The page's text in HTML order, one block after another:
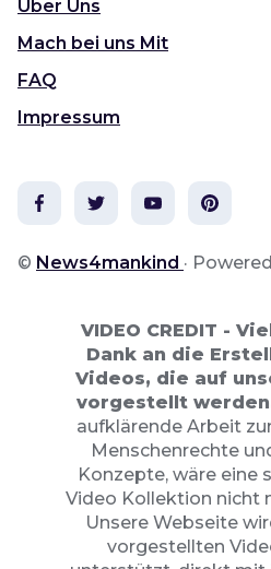
Über Uns
Mach bei uns Mit
FAQ
Impressum
© News4mankind ·
VIDEO CREDIT -
Dank an die
Videos, die auf
vorgestellt
aufklärende Arbeit
Menschenrechte
Konzepte, wäre eine
Video Kollektion nicht
Unsere Webseite
vorgestellten